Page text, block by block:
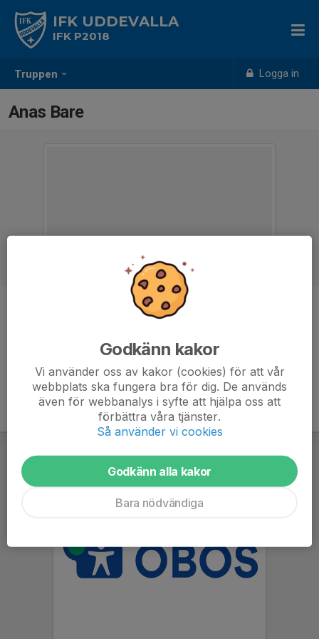
Truppen Logga in
IFK UDDEVALLA
IFK P2018
Anas Bare
Godkänn kakor
Vi använder oss av kakor (cookies) för att vår
webbplats ska fungera bra för dig. De används
även för webbanalys i syfte att hjälpa oss att
förbättra våra tjänster.
Så använder vi cookies
Godkänn alla kakor
Bara nödvändiga